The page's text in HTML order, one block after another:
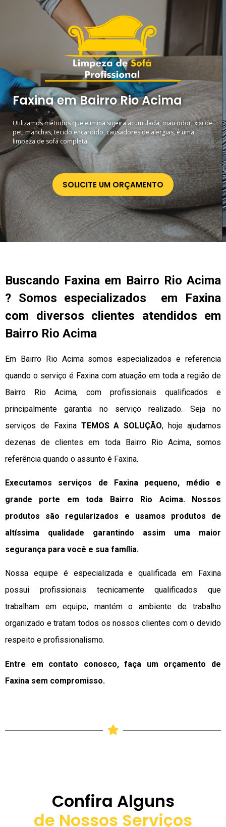
Faxina em Bairro Rio Acima
Utilizamos métodos que elimina sujeira acumulada, mau odor, xixi de
pet, manchas, tecido encardido, causadores de alergias, é uma
limpeza de sofá completa.
SOLICITE UM ORÇAMENTO
Buscando Faxina em Bairro Rio Acima
? Somos especializados em Faxina
com diversos clientes atendidos em
Bairro Rio Acima
Em Bairro Rio Acima somos especializados e referencia
quando o serviço é Faxina com atuação em toda a região de
Bairro Rio Acima, com profissionais qualificados e
principalmente garantia no serviço realizado. Seja no
serviços de Faxina TEMOS A SOLUÇÃO, hoje ajudamos
dezenas de clientes em toda Bairro Rio Acima, somos
referência quando o assunto é Faxina.
Executamos serviços de Faxina pequeno, médio e
grande porte em toda Bairro Rio Acima. Nossos
produtos são regularizados e usamos produtos de
altíssima qualidade garantindo assim uma maior
segurança para você e sua família.
Nossa equipe é especializada e qualificada em Faxina
possui profissionais tecnicamente qualificados que
trabalham em equipe, mantém o ambiente de trabalho
organizado e tratam todos os nossos clientes com o devido
respeito e profissionalismo.
Entre em contato conosco, faça um orçamento de
Faxina sem compromisso.
Confira Alguns
de Nossos Serviços